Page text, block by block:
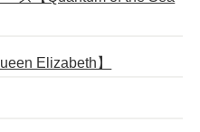
Elizabeth】